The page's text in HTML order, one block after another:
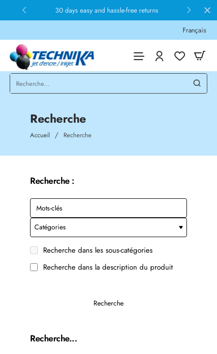
30 days easy and hassle-free returns
Français
Recherche
Accueil homeRecherche
Recherche :
Recherche dans les sous-catégories
Recherche dans la description du produit
Recherche
Recherche...